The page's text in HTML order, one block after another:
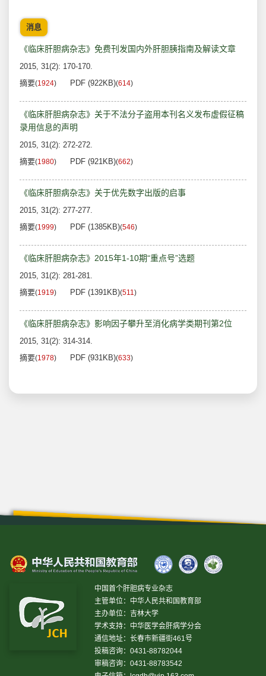
消息
《临床肝胆病杂志》免费刊发国内外肝胆胰指南及解读文章
2015, 31(2): 170-170.
摘要(1924) PDF (922KB)(614)
《临床肝胆病杂志》关于不法分子盗用本刊名义发布虚假征稿
录用信息的声明
2015, 31(2): 272-272.
摘要(1980) PDF (921KB)(662)
《临床肝胆病杂志》关于优先数字出版的启事
2015, 31(2): 277-277.
摘要(1999) PDF (1385KB)(546)
《临床肝胆病杂志》2015年1-10期“重点号”选题
2015, 31(2): 281-281.
摘要(1919) PDF (1391KB)(511)
《临床肝胆病杂志》影响因子攀升至消化病学类期刊第2位
2015, 31(2): 314-314.
摘要(1978) PDF (931KB)(633)
中国首个肝胆病专业杂志
主管单位：中华人民共和国教育部
主办单位：吉林大学
学术支持：中华医学会肝病学分会
通信地址：长春市新疆街461号
投稿咨询：0431-88782044
审稿咨询：0431-88783542